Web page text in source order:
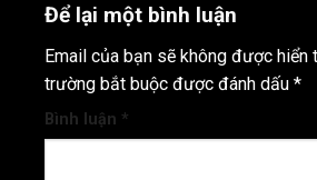
Để lại một bình luận
Email của bạn sẽ không được hiển
trường bắt buộc được đánh dấu *
Bình luận *